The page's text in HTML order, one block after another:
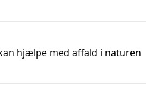
hjælpe med affald i naturen